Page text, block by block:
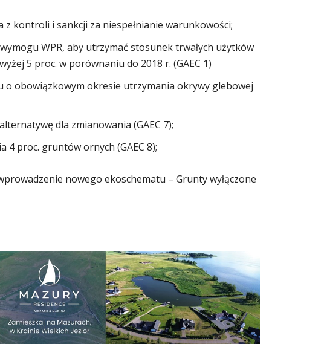
kontroli i sankcji za niespełnianie warunkowości;
WPR, aby utrzymać stosunek trwałych użytków
5 proc. w porównaniu do 2018 r. (GAEC 1)
o obowiązkowym okresie utrzymania okrywy glebowej
dla zmianowania (GAEC 7);
proc. gruntów ornych (GAEC 8);
nowego ekoschematu – Grunty wyłączone